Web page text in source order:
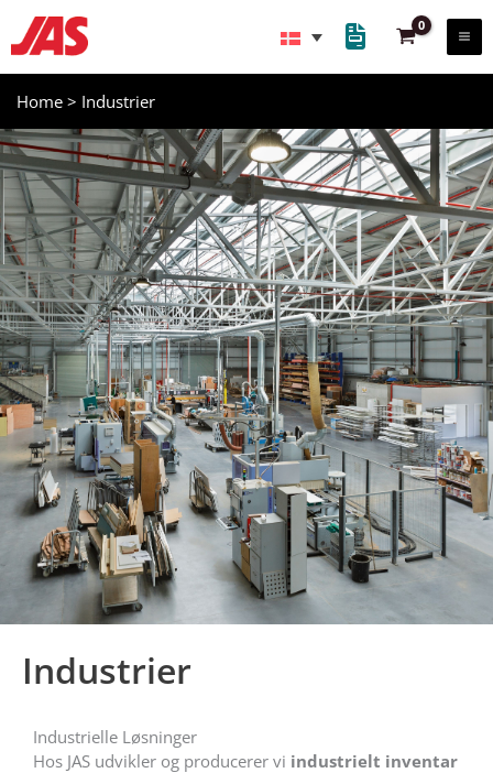
til
indholdet
Home > Industrier
Industrier
Industrielle Løsninger
Hos JAS udvikler og producerer vi industrielt inventar